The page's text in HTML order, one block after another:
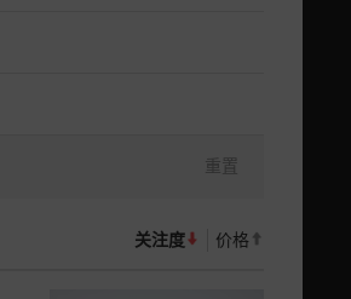
重置
关注度 价格